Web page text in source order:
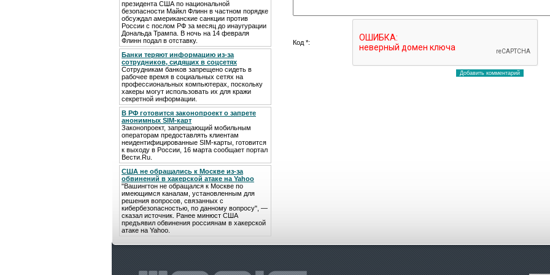
президента США по национальной
безопасности Майкл Флинн в частном порядке
обсуждал американские санкции против
России с послом РФ за месяц до инаугурации
Дональда Трампа. В ночь на 14 февраля
Флинн подал в отставку.
Банки теряют информацию из-за
сотрудников, сидящих в соцсетях
Сотрудникам банков запрещено сидеть в
рабочее время в социальных сетях на
профессиональных компьютерах, поскольку
хакеры могут использовать их для кражи
секретной информации.
В РФ готовится законопроект о запрете
анонимных SIM-карт
Законопроект, запрещающий мобильным
операторам предоставлять клиентам
неидентифицированные SIM-карты, готовится
к выходу в России, 16 марта сообщает портал
Вести.Ru.
США не обращались к Москве из-за
обвинений в хакерской атаке на Yahoo
"Вашингтон не обращался к Москве по
имеющимся каналам, установленным для
решения вопросов, связанных с
кибербезопасностью, по данному вопросу", —
сказал источник. Ранее минюст США
предъявил обвинения россиянам в хакерской
атаке на Yahoo.
Код *: